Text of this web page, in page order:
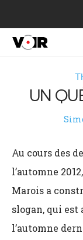
UN
Au cours des
l’automne
Marois a
slogan, qui
l’automne